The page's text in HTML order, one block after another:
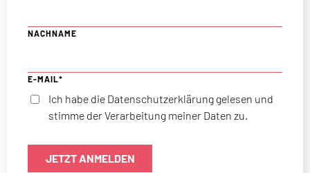
NACHNAME
E-MAIL*
Ich habe die Datenschutzerklärung gelesen und
stimme der Verarbeitung meiner Daten zu.